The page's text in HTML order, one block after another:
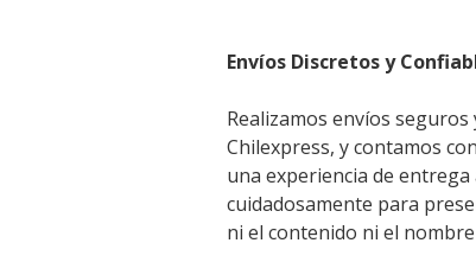
Envíos Discretos y
Realizamos envíos
Chilexpress, y contamos
una experiencia de
cuidadosamente para
ni el contenido ni el